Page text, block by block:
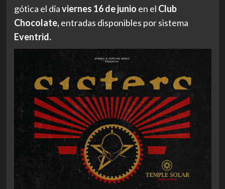
gótica el díaviernes 16 de junio en el Club
Chocolate,entradas disponibles por sistema
Eventrid.